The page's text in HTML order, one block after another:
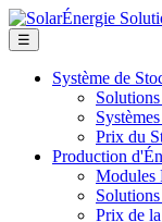
☰
Système de
Prix du
Production
Modules
Prix de